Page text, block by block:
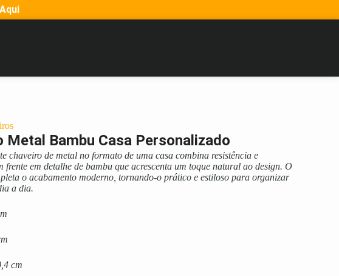
Metal Bambu Casa Personalizado
chaveiro de metal no formato de uma casa combina resistência e
frente em detalhe de bambu que acrescenta um toque natural ao design. O
o acabamento moderno, tornando-o prático e estiloso para organizar
a dia.
cm